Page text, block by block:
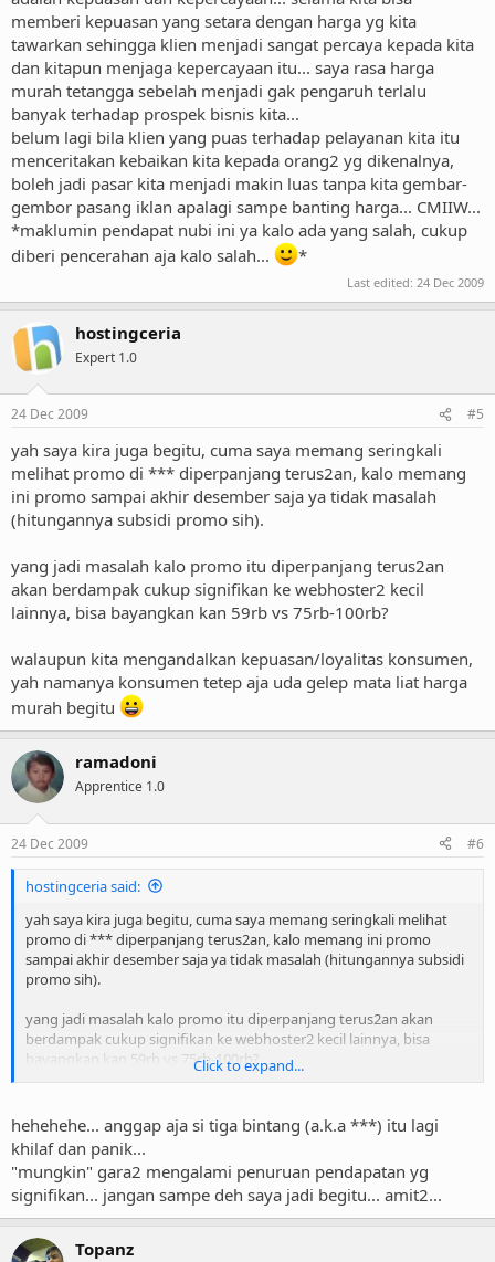
ingin mematikan persaingan dengan yang lain dan sambil tetap
menjaga agar selaras dengan pasal anti-monopoli pasar (katanya).
orang telkom ini juga cerita, kalo telkom mau kasih harga jauh
dibawah harga kompetitornya juga bisa, tapi yang lain pasti ga bisa
ngikutin dan cepat/lambat akan ambruk.
saya pikir seharusnya dari *** juga mengikuti etika bisnis ini,
bukannya menjatuhkan persaingan dengan webhoster yang masih
kecil2 lainnya.
monggo opini / komentarnya
memberi kepuasan yang setara dengan harga yg kita
tawarkan sehingga klien menjadi sangat percaya kepada kita
dan kitapun menjaga kepercayaan itu... saya rasa harga
murah tetangga sebelah menjadi gak pengaruh terlalu
banyak terhadap prospek bisnis kita...
belum lagi bila klien yang puas terhadap pelayanan kita itu
menceritakan kebaikan kita kepada orang2 yg dikenalnya,
boleh jadi pasar kita menjadi makin luas tanpa kita gembar-
gembor pasang iklan apalagi sampe banting harga... CMIIW...
*maklumin pendapat nubi ini ya kalo ada yang salah, cukup
diberi pencerahan aja kalo salah...
*
Last edited: 24 Dec 2009
hostingceria
Expert 1.0
24 Dec 2009 #5
yah saya kira juga begitu, cuma saya memang seringkali
melihat promo di *** diperpanjang terus2an, kalo memang
ini promo sampai akhir desember saja ya tidak masalah
(hitungannya subsidi promo sih).
yang jadi masalah kalo promo itu diperpanjang terus2an
akan berdampak cukup signifikan ke webhoster2 kecil
lainnya, bisa bayangkan kan 59rb vs 75rb-100rb?
walaupun kita mengandalkan kepuasan/loyalitas konsumen,
yah namanya konsumen tetep aja uda gelep mata liat harga
murah begitu
ramadoni
Apprentice 1.0
24 Dec 2009 #6
hostingceria said:
yah saya kira juga begitu, cuma saya memang seringkali melihat
promo di *** diperpanjang terus2an, kalo memang ini promo
sampai akhir desember saja ya tidak masalah (hitungannya subsidi
promo sih).
yang jadi masalah kalo promo itu diperpanjang terus2an akan
berdampak cukup signifikan ke webhoster2 kecil lainnya, bisa
bayangkan kan 59rb vs 75rb-100rb?
namanya konsumen tetep aja uda gelep mata liat harga murah
begitu
Click to expand...
hehehehe... anggap aja si tiga bintang (a.k.a ***) itu lagi
khilaf dan panik...
"mungkin" gara2 mengalami penuruan pendapatan yg
signifikan... jangan sampe deh saya jadi begitu... amit2...
Topanz